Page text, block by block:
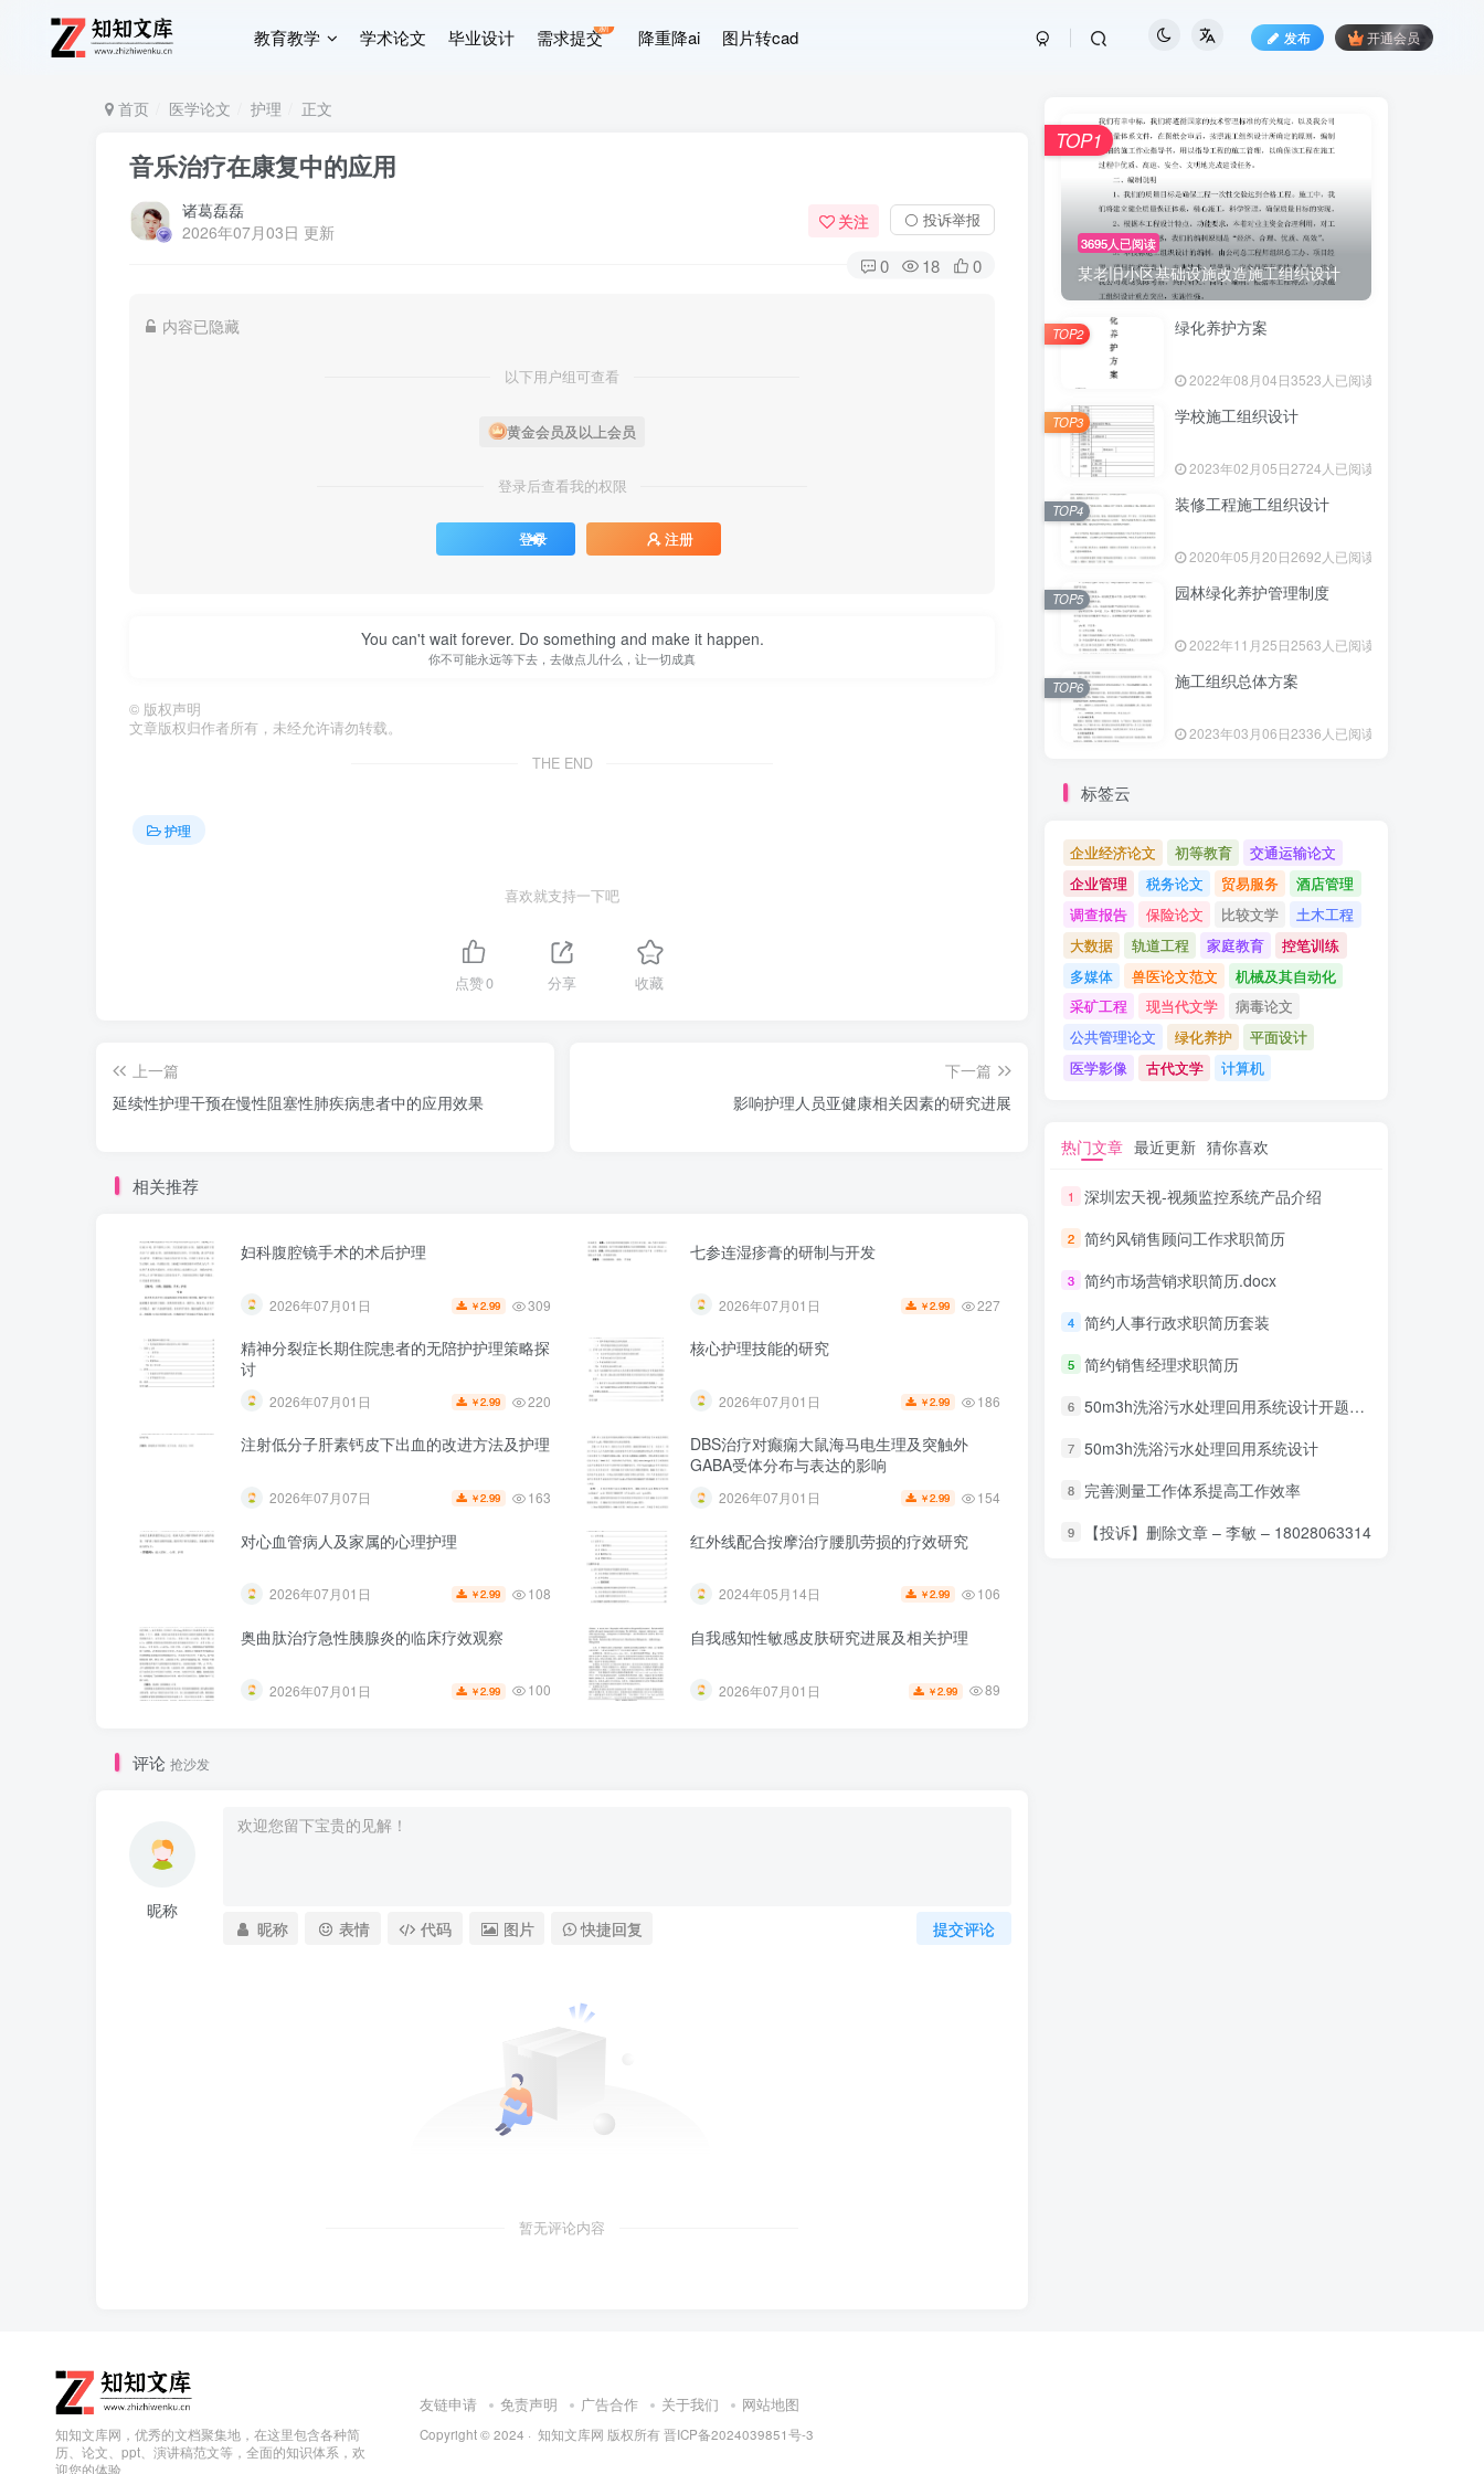
教育教学 学术论文 毕业设计 需求提交新 降重降ai 图片转cad 发布 开通会员
首页 医学论文 护理 正文
音乐治疗在康复中的应用
诸葛磊磊
2026年07月03日 更新
关注 ⚪ 投诉举报
0 18 0
内容已隐藏
以下用户组可查看
黄金会员及以上会员
登录后查看我的权限
登录 注册
You can't wait forever. Do something and make it happen.
你不可能永远等下去，去做点儿什么，让一切成真
© 版权声明
文章版权归作者所有，未经允许请勿转载。
THE END
护理
喜欢就支持一下吧
点赞0 分享 收藏
上一篇
延续性护理干预在慢性阻塞性肺疾病患者中的应用效果
下一篇
影响护理人员亚健康相关因素的研究进展
相关推荐
妇科腹腔镜手术的术后护理
2026年07月01日 ￥2.99 309
七参连湿疹膏的研制与开发
2026年07月01日 ￥2.99 227
精神分裂症长期住院患者的无陪护护理策略探
讨
2026年07月01日 ￥2.99 220
核心护理技能的研究
2026年07月01日 ￥2.99 186
注射低分子肝素钙皮下出血的改进方法及护理
2026年07月07日 ￥2.99 163
DBS治疗对癫痫大鼠海马电生理及突触外
GABA受体分布与表达的影响
2026年07月01日 ￥2.99 154
对心血管病人及家属的心理护理
2026年07月01日 ￥2.99 108
红外线配合按摩治疗腰肌劳损的疗效研究
2024年05月14日 ￥2.99 106
奥曲肽治疗急性胰腺炎的临床疗效观察
2026年07月01日 ￥2.99 100
自我感知性敏感皮肤研究进展及相关护理
2026年07月01日 ￥2.99 89
评论 抢沙发
昵称
提交评论
昵称 表情 代码 图片 快捷回复
暂无评论内容
3695人已阅读
某老旧小区基础设施改造施工组织设计
TOP1
绿化养护方案
2022年08月04日3523人已阅读
TOP2
学校施工组织设计
2023年02月05日2724人已阅读
TOP3
装修工程施工组织设计
2020年05月20日2692人已阅读
TOP4
园林绿化养护管理制度
2022年11月25日2563人已阅读
TOP5
施工组织总体方案
2023年03月06日2336人已阅读
TOP6
标签云
企业经济论文 初等教育
交通运输论文
企业管理
税务论文 贸易服务
酒店管理
调查报告
保险论文 比较文学
土木工程
大数据
轨道工程 家庭教育
控笔训练
多媒体
兽医论文范文
机械及其自动化
采矿工程
现当代文学
病毒论文
公共管理论文
绿化养护
平面设计
医学影像
古代文学 计算机
热门文章 最近更新 猜你喜欢
1 深圳宏天视-视频监控系统产品介绍
2 简约风销售顾问工作求职简历
3 简约市场营销求职简历.docx
4 简约人事行政求职简历套装
5 简约销售经理求职简历
6 50m3h洗浴污水处理回用系统设计开题报告
7 50m3h洗浴污水处理回用系统设计
8 完善测量工作体系提高工作效率
9 【投诉】删除文章 – 李敏 – 18028063314
知知文库网，优秀的文档聚集地，在这里包含各种简
历、论文、ppt、演讲稿范文等，全面的知识体系，欢
迎您的体验
友链申请 免责声明 广告合作 关于我们 网站地图
Copyright © 2024 · 知知文库网 版权所有晋ICP备2024039851号-3